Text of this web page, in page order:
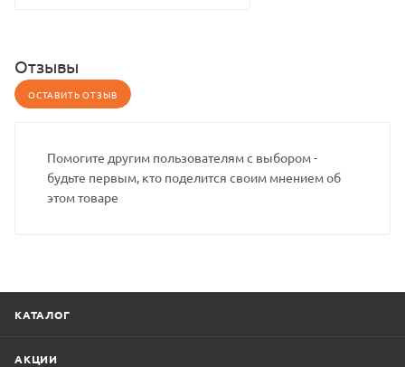
Отзывы
ОСТАВИТЬ ОТЗЫВ
Помогите другим пользователям с выбором -
будьте первым, кто поделится своим мнением об
этом товаре
КАТАЛОГ
АКЦИИ